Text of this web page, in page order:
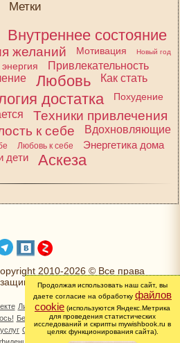
Метки
Внутреннее состояние
желаний Мотивация Новый год
Привлекательность
Любовь
Как стать
достатка
Похудение
Техники привлечения
к себе
Вдохновляющие
Любовь к себе
Энергетика дома
дети
Аскеза
2010-2026 © Все права
защищены
Личный раздел Книга Желаний
Бесплатно! Изменимся вместе
Обработка персональных данных
Контакты
Продолжая использовать наш сайт, вы
даете согласие на обработку файлов
cookie (используются Яндекс.Метрика
для проведения статистических
исследований и скрипты mywishbook.ru в
целях функционирования сайта).